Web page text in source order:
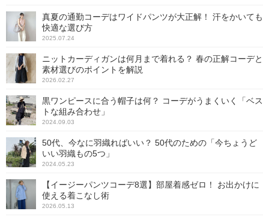
真夏の通勤コーデはワイドパンツが大正解！ 汗をかいても
快適な選び方
2025.07.24
ニットカーディガンは何月まで着れる？ 春の正解コーデと
素材選びのポイントを解説
2026.02.27
黒ワンピースに合う帽子は何？ コーデがうまくいく「ベス
トな組み合わせ」
2024.09.03
50代、今なに羽織ればいい？ 50代のための「今ちょうど
いい羽織もの5つ」
2024.05.23
【イージーパンツコーデ8選】部屋着感ゼロ！ お出かけに
使える着こなし術
2026.05.13